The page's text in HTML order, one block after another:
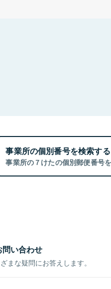
事業所の個別番号を検索する
事業所の７けたの個別郵便番号
問い合わせ
まな疑問にお答えします。